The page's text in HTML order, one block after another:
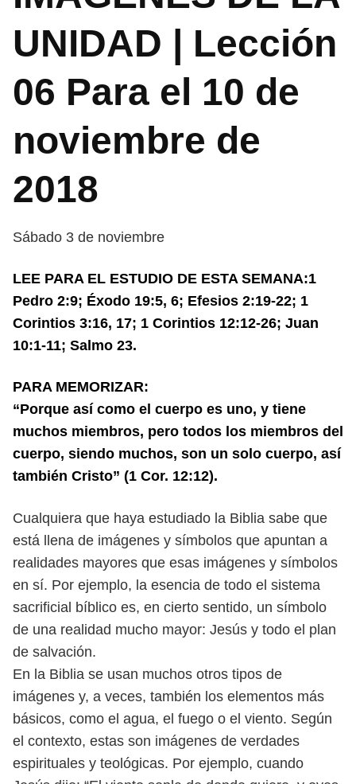
UNIDAD | Lección
06 Para el 10 de
noviembre de
2018
Sábado 3 de noviembre
LEE PARA EL ESTUDIO DE ESTA SEMANA:1
Pedro 2:9; Éxodo 19:5, 6; Efesios 2:19-22; 1
Corintios 3:16, 17; 1 Corintios 12:12-26; Juan
10:1-11; Salmo 23.
PARA MEMORIZAR:
“Porque así como el cuerpo es uno, y tiene
muchos miembros, pero todos los miembros del
cuerpo, siendo muchos, son un solo cuerpo, así
también Cristo” (1 Cor. 12:12).
Cualquiera que haya estudiado la Biblia sabe que
está llena de imágenes y símbolos que apuntan a
realidades mayores que esas imágenes y símbolos
en sí. Por ejemplo, la esencia de todo el sistema
sacrificial bíblico es, en cierto sentido, un símbolo
de una realidad mucho mayor: Jesús y todo el plan
de salvación.
En la Biblia se usan muchos otros tipos de
imágenes y, a veces, también los elementos más
básicos, como el agua, el fuego o el viento. Según
el contexto, estas son imágenes de verdades
espirituales y teológicas. Por ejemplo, cuando